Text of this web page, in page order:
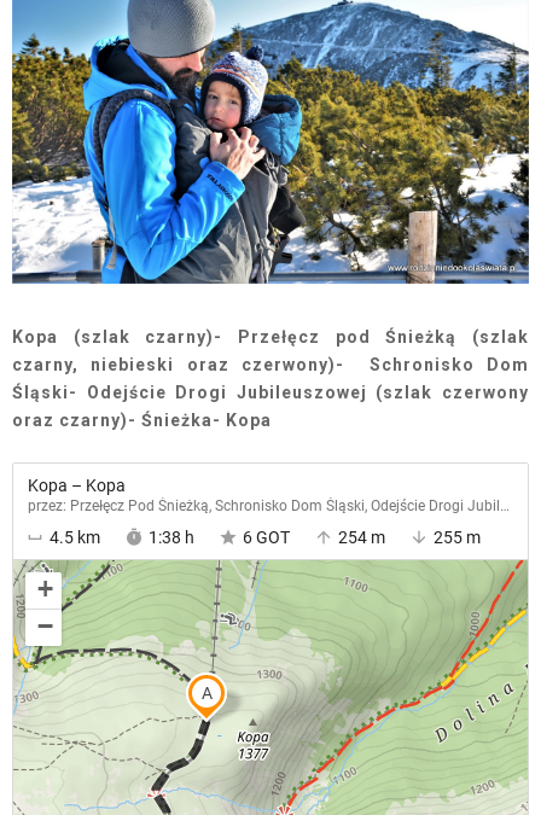
Kopa (szlak czarny)- Przełęcz pod Śnieżką (szlak
czarny, niebieski oraz czerwony)- Schronisko Dom
Śląski- Odejście Drogi Jubileuszowej (szlak czerwony
oraz czarny)- Śnieżka- Kopa